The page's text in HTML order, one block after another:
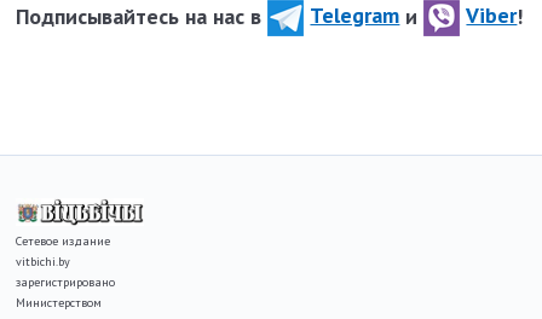
Подписывайтесь на нас в Telegram и Viber!
Сетевое издание
vitbichi.by
зарегистрировано
Министерством